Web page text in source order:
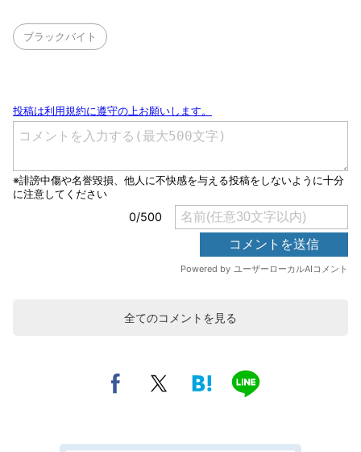
ブラックバイト
全てのコメントを見る